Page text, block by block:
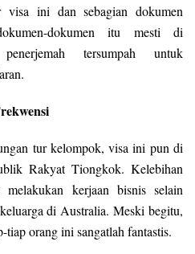
visa ini dan sebagian dokumen
dokumen itu mesti di
tersumpah untuk
tur kelompok, visa ini pun di
Rakyat Tiongkok. Kelebihan
kerjaan bisnis selain
di Australia. Meski begitu,
tiap orang ini sangatlah fantastis.